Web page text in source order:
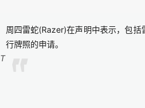
T
周四雷蛇(Razer)在声明中表示，包
行牌照的申请。